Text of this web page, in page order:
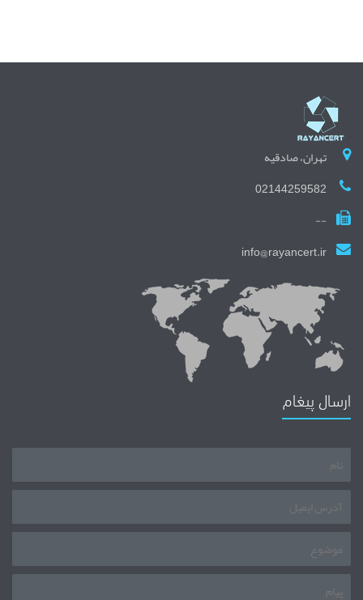
تهران، صادقیه
02144259582
--
info@rayancert.ir
ارسال پیغام